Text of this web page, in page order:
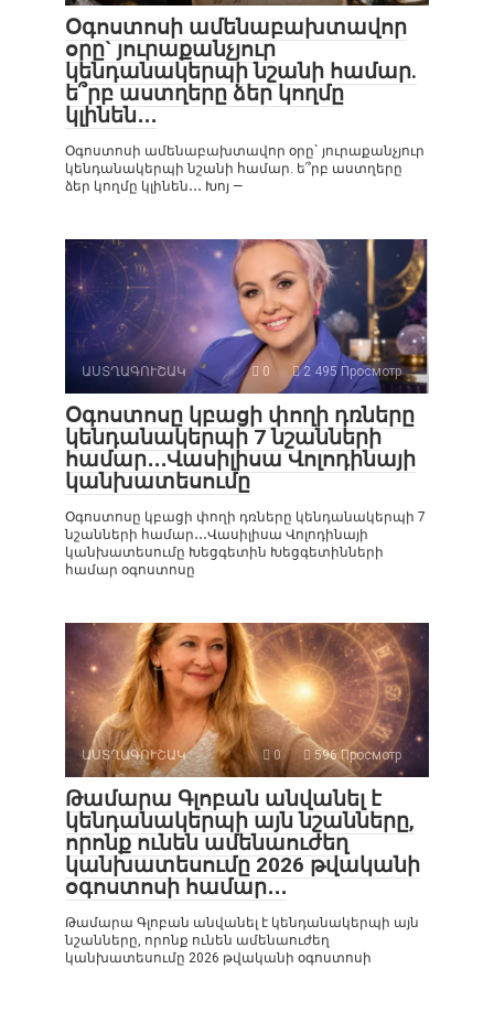
Օգոստոսի ամենաբախտավոր
օրը` յուրաքանչյուր
կենդանակերպի նշանի համար.
ե՞րբ աստղերը ձեր կողմը
կլինեն․․․
Օգոստոսի ամենաբախտավոր օրը` յուրաքանչյուր
կենդանակերպի նշանի համար. ե՞րբ աստղերը
ձեր կողմը կլինեն․․․ Խոյ —
ԱՍՏՂԱԳՈՒՇԱԿ 0 2 495 Просмотр
Օգոստոսը կբացի փողի դռները
կենդանակերպի 7 նշանների
համար․․․Վասիլիսա Վոլոդինայի
կանխատեսումը
Օգոստոսը կբացի փողի դռները կենդանակերպի 7
նշանների համար․․․Վասիլիսա Վոլոդինայի
կանխատեսումը Խեցգետին Խեցգետինների
համար օգոստոսը
ԱՍՏՂԱԳՈՒՇԱԿ 0 596 Просмотр
Թամարա Գլոբան անվանել է
կենդանակերպի այն նշանները,
որոնք ունեն ամենաուժեղ
կանխատեսումը 2026 թվականի
օգոստոսի համար․․․
Թամարա Գլոբան անվանել է կենդանակերպի այն
նշանները, որոնք ունեն ամենաուժեղ
կանխատեսումը 2026 թվականի օգոստոսի